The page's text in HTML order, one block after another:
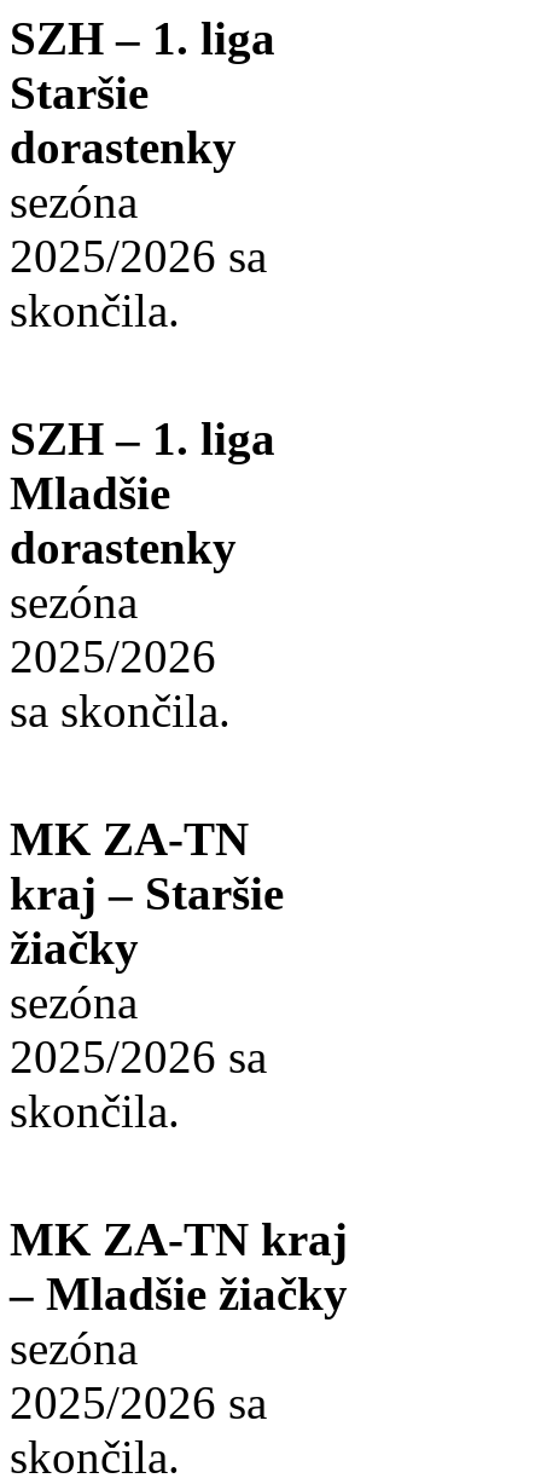
SZH – 1. liga
Staršie
dorastenky
sezóna
2025/2026 sa
skončila.
SZH – 1. liga
Mladšie
dorastenky
sezóna
2025/2026
sa skončila.
MK ZA-TN
kraj – Staršie
žiačky
sezóna
2025/2026 sa
skončila.
MK ZA-TN kraj
– Mladšie žiačky
sezóna
2025/2026 sa
skončila.